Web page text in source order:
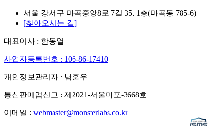
서울 강서구 마곡중앙8로 7길 35, 1층(마곡동 785-6)
[찾아오시는 길]
대표이사 : 한동열
사업자등록번호 : 106-86-17410
개인정보관리자 : 남훈우
통신판매업신고 : 제2021-서울마포-3668호
이메일 : webmaster@monsterlabs.co.kr